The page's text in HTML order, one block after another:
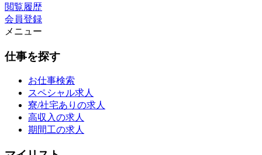
閲覧履歴
会員登録
メニュー
仕事を探す
お仕事検索
スペシャル求人
寮/社宅ありの求人
高収入の求人
期間工の求人